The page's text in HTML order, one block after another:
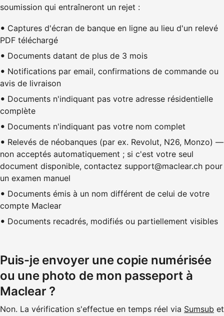
soumission qui entraîneront un rejet :
Captures d'écran de banque en ligne au lieu d'un relevé
PDF téléchargé
Documents datant de plus de 3 mois
Notifications par email, confirmations de commande ou
avis de livraison
Documents n'indiquant pas votre adresse résidentielle
complète
Documents n'indiquant pas votre nom complet
Relevés de néobanques (par ex. Revolut, N26, Monzo) —
non acceptés automatiquement ; si c'est votre seul
document disponible, contactez support@maclear.ch pour
un examen manuel
Documents émis à un nom différent de celui de votre
compte Maclear
Documents recadrés, modifiés ou partiellement visibles
Puis-je envoyer une copie numérisée
ou une photo de mon passeport à
Maclear ?
Non. La vérification s'effectue en temps réel via Sumsub et